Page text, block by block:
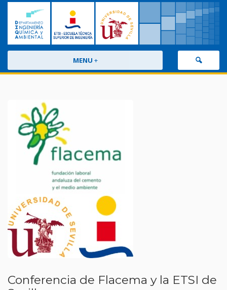
MENU +
Conferencia de Flacema y la ETSI de